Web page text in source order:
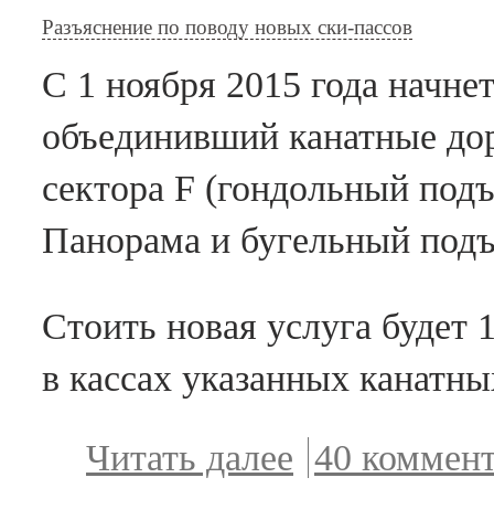
едином ски-
пассе на
подъемники
в Шерегеше
Разъяснение по поводу новых ски-пассов
С 1 ноября 2015 года
объединивший канатные
сектора F (гондольный
Панорама и бугельный
Стоить новая услуга
в кассах указанных
Читать далее 40